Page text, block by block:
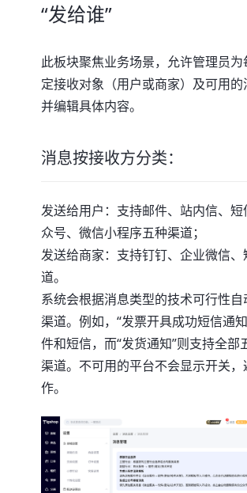
“发给谁”
此板块聚焦业务场景，允许管理员
定接收对象（用户或商家）及可用的
并编辑具体内容。
消息按接收方分类：
发送给用户：支持邮件、站内信、
众号、微信小程序五种渠道；
发送给商家：支持钉钉、企业微信
道。
系统会根据消息类型的技术可行性自
渠道。例如，“发票开具成功短信通
件和短信，而“发货通知”则支持全部
渠道。不可用的平台不会显示开关
作。